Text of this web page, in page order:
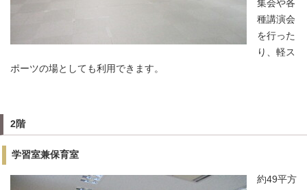
集会や各
種講演会
を行った
り、軽ス
ポーツの場としても利用できます。
2階
学習室兼保育室
約49平方